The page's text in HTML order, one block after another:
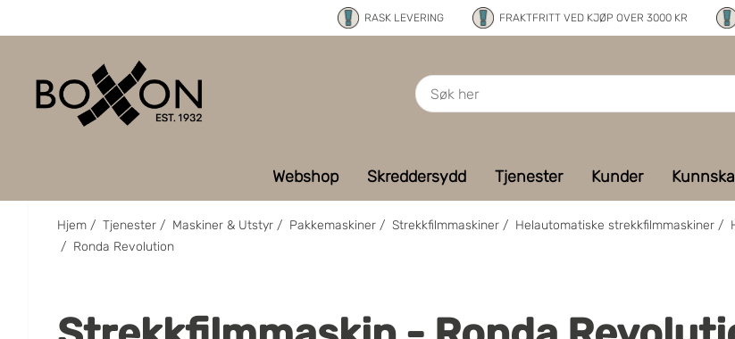
RASK LEVERING FRAKTFRITT VED KJØP OVER 3000 KR
Webshop Skreddersydd Tjenester Kunder
Hjem / Tjenester / Maskiner & Utstyr / Pakkemaskiner / Strekkfilmmaskiner / Helautomatiske strekkfilmmaskiner /
/ Ronda Revolution